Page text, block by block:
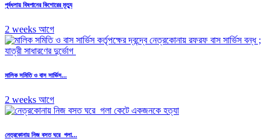
পূর্বধলায় বিষপানের কিশোরের মৃত্যু
2 weeks আগে
মালিক সমিতি ও বাস সার্ভিস...
2 weeks আগে
নেত্রকোনায় নিজ বসত ঘরে গলা...